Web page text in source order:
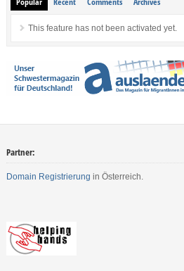
This feature has not been activated yet.
Partner:
Domain Registrierung in Österreich.